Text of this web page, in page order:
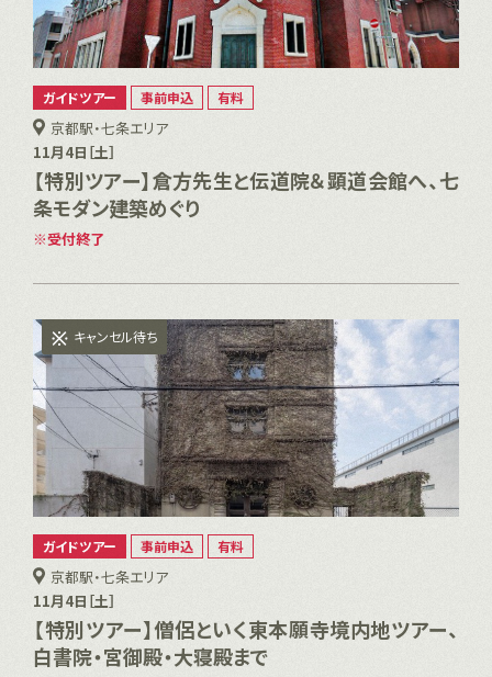
ガイドツアー 事前申込 有料
京都駅・七条エリア
11月4日［土］
【特別ツアー】倉方先生と伝道院＆顕道会館へ、七
条モダン建築めぐり
受付終了
キャンセル待ち
ガイドツアー 事前申込 有料
京都駅・七条エリア
11月4日［土］
【特別ツアー】僧侶といく東本願寺境内地ツアー、
白書院・宮御殿・大寝殿まで